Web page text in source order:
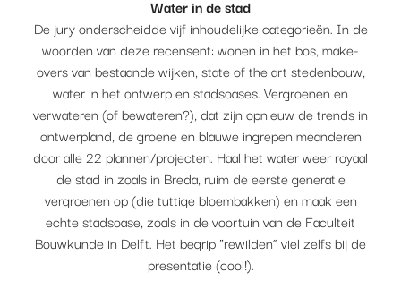
Water in de stad
De jury onderscheidde vijf inhoudelijke categorieën. In de
woorden van deze recensent: wonen in het bos, make-
overs van bestaande wijken, state of the art stedenbouw,
water in het ontwerp en stadsoases. Vergroenen en
verwateren (of bewateren?), dat zijn opnieuw de trends in
ontwerpland, de groene en blauwe ingrepen meanderen
door alle 22 plannen/projecten. Haal het water weer royaal
de stad in zoals in Breda, ruim de eerste generatie
vergroenen op (die tuttige bloembakken) en maak een
echte stadsoase, zoals in de voortuin van de Faculteit
Bouwkunde in Delft. Het begrip “rewilden” viel zelfs bij de
presentatie (cool!).